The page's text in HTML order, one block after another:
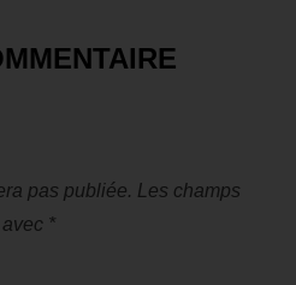
pas publiée. Les champs
*